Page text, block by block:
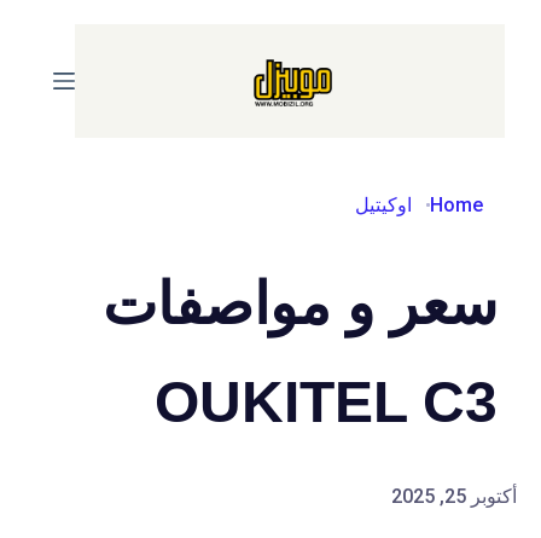
Home اوكيتيل
سعر و مواصفات
OUKITEL C3
أكتوبر 25, 2025